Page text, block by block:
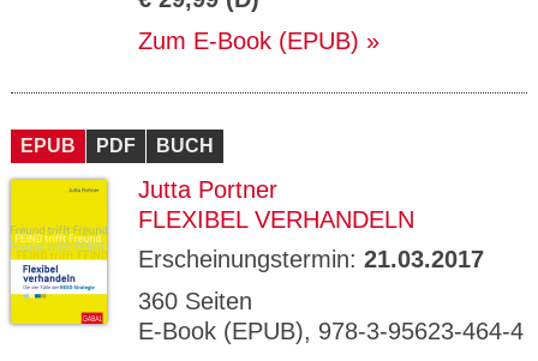
Zum E-Book (EPUB)
EPUB PDF BUCH
Jutta Portner
FLEXIBEL VERHANDELN
Erscheinungstermin: 21.03.2017
360 Seiten
E-Book (EPUB), 978-3-95623-464-4